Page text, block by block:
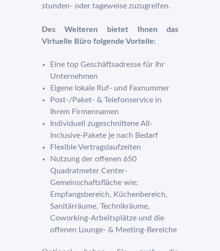
stunden- oder tageweise zuzugreifen.
Des Weiteren bietet Ihnen das
Virtuelle Büro folgende Vorteile:
Eine top Geschäftsadresse für Ihr
Unternehmen
Eigene lokale Ruf- und Faxnummer
Post-/Paket- & Telefonservice in
Ihrem Firmennamen
Individuell zugeschnittene All-
Inclusive-Pakete je nach Bedarf
Flexible Vertragslaufzeiten
Nutzung der offenen 650
Quadratmeter Center-
Gemeinschaftsfläche wie:
Empfangsbereich, Küchenbereich,
Sanitärräume, Technikräume,
Coworking-Arbeitsplätze und die
offenen Lounge- & Meeting-Bereiche